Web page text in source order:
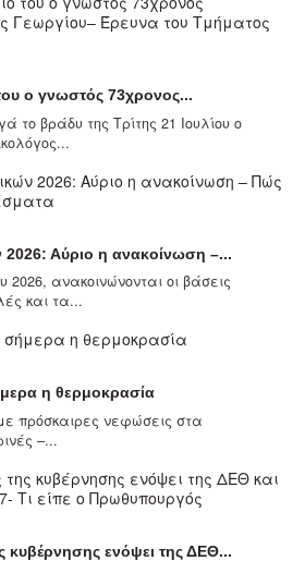
ο γνωστός 73χρονος...
το βράδυ της Τρίτης 21 Ιουλίου ο
2026: Αύριο η ανακοίνωση –...
2026, ανακοινώνονται οι βάσεις
και τα...
η θερμοκρασία
πρόσκαιρες νεφώσεις στα
–...
κυβέρνησης ενόψει της ΔΕΘ...